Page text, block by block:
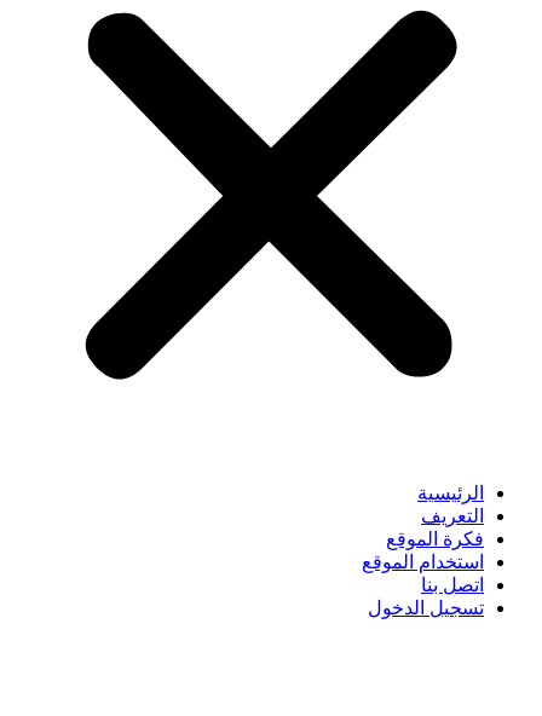
الرئيسية
التعريف
فكرة الموقع
استخدام الموقع
اتصل بنا
تسجيل الدخول